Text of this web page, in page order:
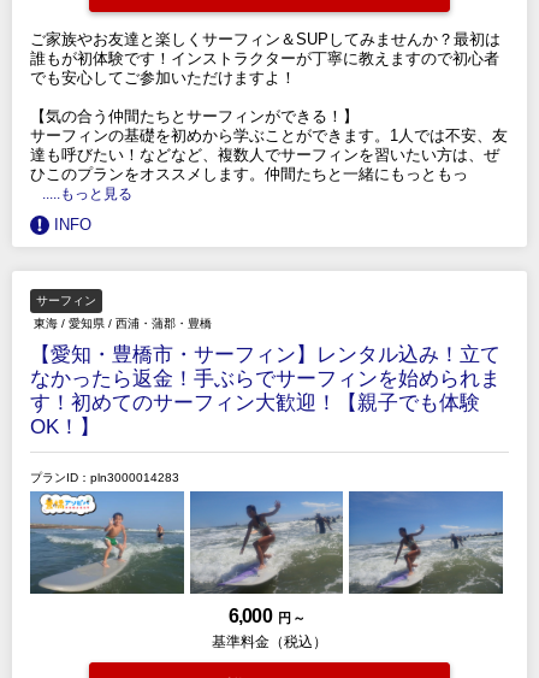
ご家族やお友達と楽しくサーフィン＆SUPしてみませんか？最初は
誰もが初体験です！インストラクターが丁寧に教えますので初心者
でも安心してご参加いただけますよ！
【気の合う仲間たちとサーフィンができる！】
サーフィンの基礎を初めから学ぶことができます。1人では不安、友
達も呼びたい！などなど、複数人でサーフィンを習いたい方は、ぜ
ひこのプランをオススメします。仲間たちと一緒にもっともっ
.....もっと見る
INFO
サーフィン
東海 / 愛知県 / 西浦・蒲郡・豊橋
【愛知・豊橋市・サーフィン】レンタル込み！立て
なかったら返金！手ぶらでサーフィンを始められま
す！初めてのサーフィン大歓迎！【親子でも体験
OK！】
プランID：pln3000014283
6,000 円 ～
基準料金（税込）